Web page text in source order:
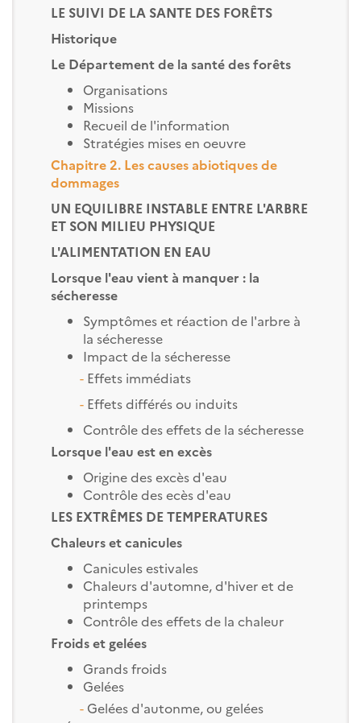
LE SUIVI DE LA SANTE DES FORÊTS
Historique
Le Département de la santé des forêts
Organisations
Missions
Recueil de l'information
Stratégies mises en oeuvre
Chapitre 2. Les causes abiotiques de
dommages
UN EQUILIBRE INSTABLE ENTRE L'ARBRE
ET SON MILIEU PHYSIQUE
L'ALIMENTATION EN EAU
Lorsque l'eau vient à manquer : la
sécheresse
Symptômes et réaction de l'arbre à
la sécheresse
Impact de la sécheresse
-Effets immédiats
- Effets différés ou induits
Contrôle des effets de la sécheresse
Lorsque l'eau est en excès
Origine des excès d'eau
Contrôle des ecès d'eau
LES EXTRÊMES DE TEMPERATURES
Chaleurs et canicules
Canicules estivales
Chaleurs d'automne, d'hiver et de
printemps
Contrôle des effets de la chaleur
Froids et gelées
Grands froids
Gelées
- Gelées d'autonme, ou gelées